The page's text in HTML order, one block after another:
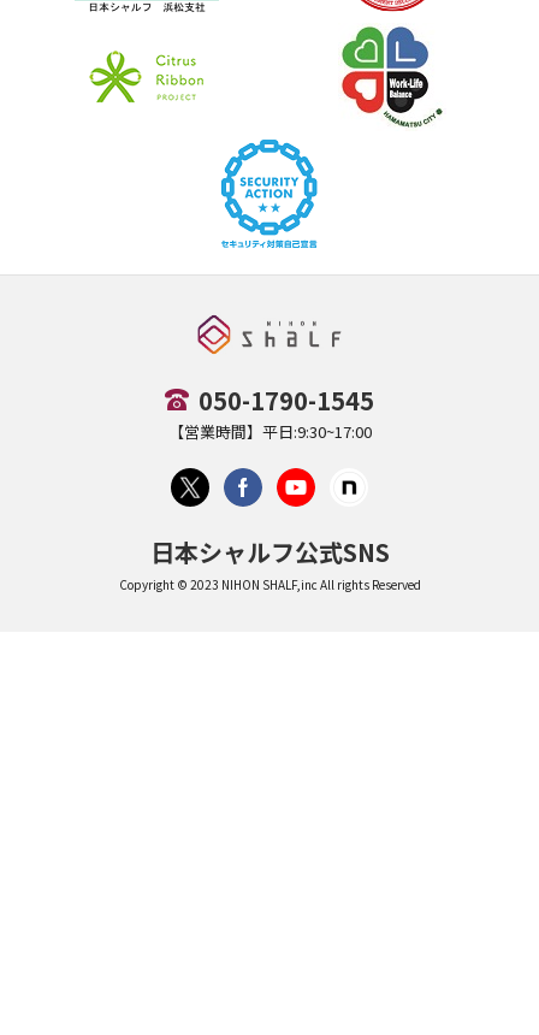
050-1790-1545
【営業時間】平日:9:30~17:00
日本シャルフ公式SNS
Copyright © 2023 NIHON SHALF,inc All rights Reserved